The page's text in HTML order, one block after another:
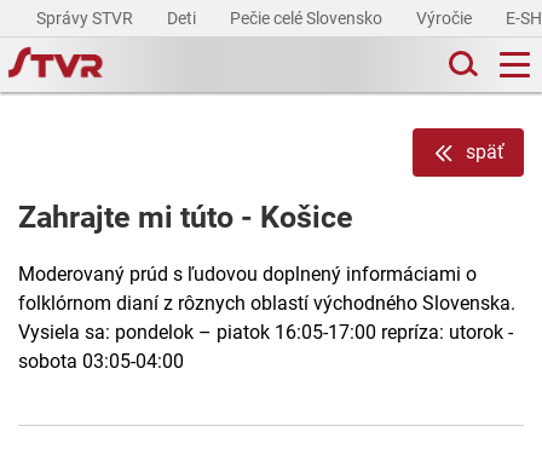
Správy STVR Deti Pečie celé Slovensko Výročie E-
späť
Zahrajte mi túto - Košice
Moderovaný prúd s ľudovou doplnený informáciami o
folklórnom dianí z rôznych oblastí východného Slovenska.
Vysiela sa: pondelok – piatok 16:05-17:00 repríza: utorok -
sobota 03:05-04:00